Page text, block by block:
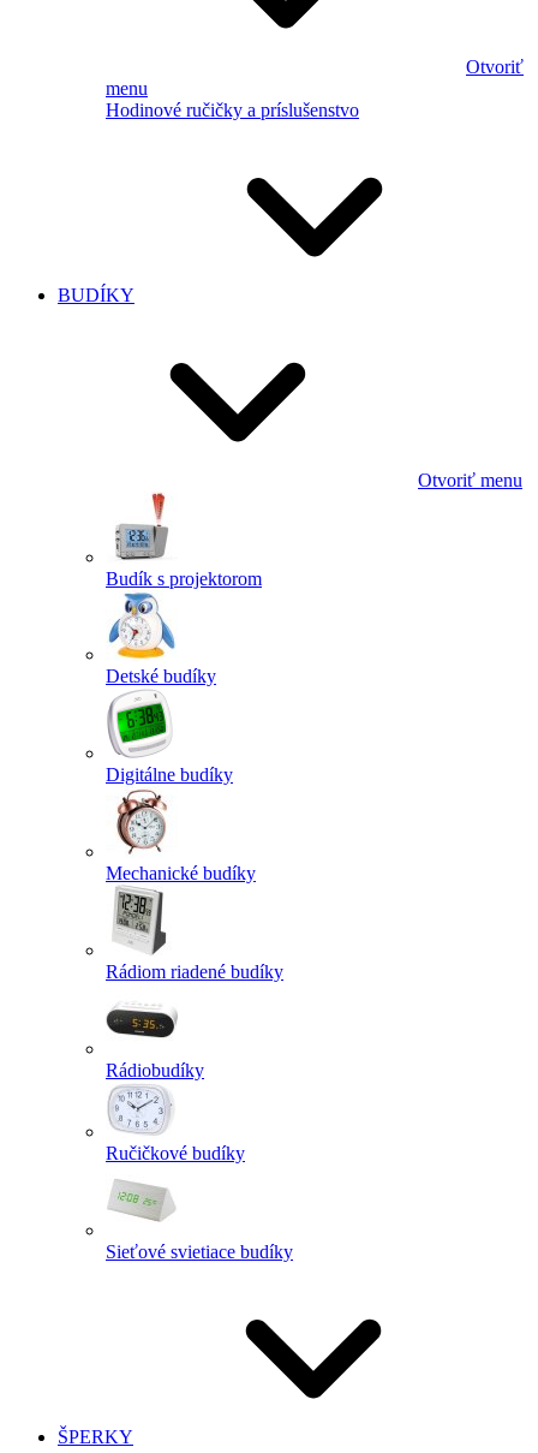
Otvoriť
menu
Hodinové ručičky a príslušenstvo
BUDÍKY
Otvoriť menu
Budík s projektorom
Detské budíky
Digitálne budíky
Mechanické budíky
Rádiom riadené budíky
Rádiobudíky
Ručičkové budíky
Sieťové svietiace budíky
ŠPERKY